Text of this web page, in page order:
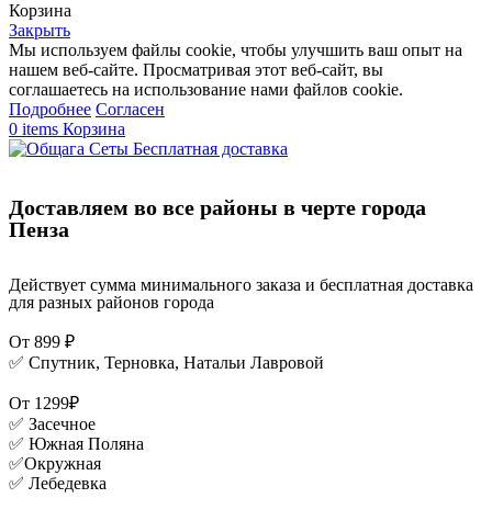
Корзина
Закрыть
Мы используем файлы cookie, чтобы улучшить ваш опыт на
нашем веб-сайте. Просматривая этот веб-сайт, вы
соглашаетесь на использование нами файлов cookie.
Подробнее Согласен
0 items Корзина
Бесплатная доставка
Доставляем во все районы в черте города
Пенза
Действует сумма минимального заказа и бесплатная доставка
для разных районов города
От 899 ₽
✅ Спутник, Терновка, Натальи Лавровой
От 1299₽
✅ Засечное
✅ Южная Поляна
✅Окружная
✅ Лебедевка